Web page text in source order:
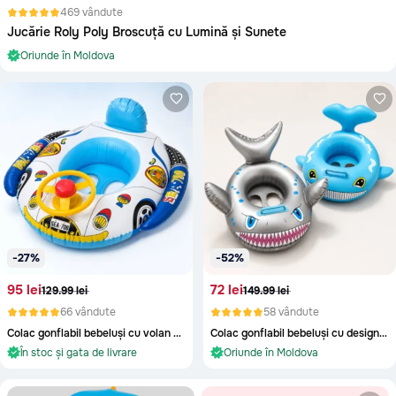
469 vândute
Jucărie Roly Poly Broscuță cu Lumină și Sunete
În stoc și gata de livrare
-27%
95 lei129.99 lei
66 vândute
Colac gonflabil bebeluși cu volan și claxon
În stoc și gata de livrare
În stoc și gata de livrare
-52%
72 lei149.99 lei
58 vândute
Colac gonflabil bebeluși cu design balenă și rechin
În stoc și gata de livrare
Causeni
Cimislia
Comrat
Criuleni
Donduseni
Drochia
Dubasari
Edinet
Falesti
Floresti